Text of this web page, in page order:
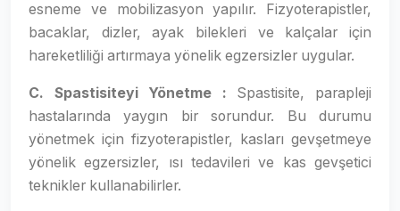
esneme ve mobilizasyon yapılır. Fizyoterapistler,
bacaklar, dizler, ayak bilekleri ve kalçalar için
hareketliliği artırmaya yönelik egzersizler uygular.
C. Spastisiteyi Yönetme : Spastisite, parapleji
hastalarında yaygın bir sorundur. Bu durumu
yönetmek için fizyoterapistler, kasları gevşetmeye
yönelik egzersizler, ısı tedavileri ve kas gevşetici
teknikler kullanabilirler.